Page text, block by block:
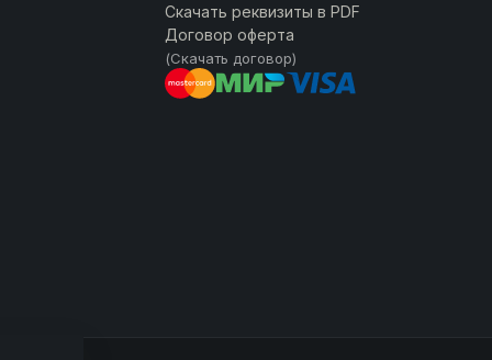
Скачать реквизиты в PDF
Договор оферта
(Скачать договор)